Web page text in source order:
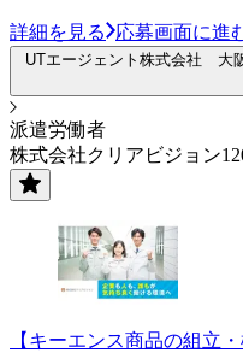
詳細を見る 応募画面に進
UTエージェント株式会社 大
派遣労働者
株式会社クリアビジョン
【キーエンス商品の組立